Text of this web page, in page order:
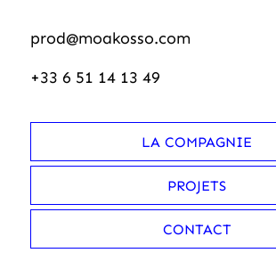
prod@moakosso.com
+33 6 51 14 13 49
LA COMPAGNIE
PROJETS
CONTACT